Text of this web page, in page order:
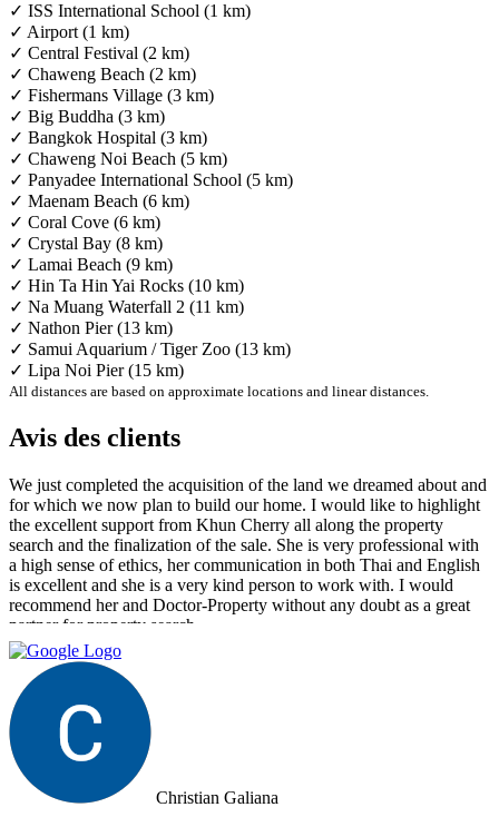
✓ ISS International School (1 km)
✓ Airport (1 km)
✓ Central Festival (2 km)
✓ Chaweng Beach (2 km)
✓ Fishermans Village (3 km)
✓ Big Buddha (3 km)
✓ Bangkok Hospital (3 km)
✓ Chaweng Noi Beach (5 km)
✓ Panyadee International School (5 km)
✓ Maenam Beach (6 km)
✓ Coral Cove (6 km)
✓ Crystal Bay (8 km)
✓ Lamai Beach (9 km)
✓ Hin Ta Hin Yai Rocks (10 km)
✓ Na Muang Waterfall 2 (11 km)
✓ Nathon Pier (13 km)
✓ Samui Aquarium / Tiger Zoo (13 km)
✓ Lipa Noi Pier (15 km)
All distances are based on approximate locations and linear distances.
Avis des clients
We just completed the acquisition of the land we dreamed about and
for which we now plan to build our home. I would like to highlight
the excellent support from Khun Cherry all along the property
search and the finalization of the sale. She is very professional with
a high sense of ethics, her communication in both Thai and English
is excellent and she is a very kind person to work with. I would
recommend her and Doctor-Property without any doubt as a great
partner for property search.
Christian Galiana